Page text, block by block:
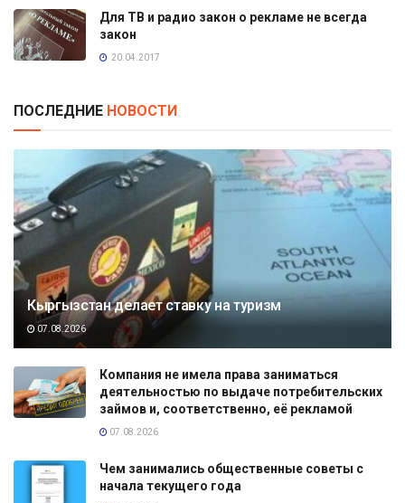
Для ТВ и радио закон о рекламе не всегда
закон
20.04.2017
ПОСЛЕДНИЕ НОВОСТИ
Кыргызстан делает ставку на туризм
07.08.2026
Компания не имела права заниматься
деятельностью по выдаче потребительских
займов и, соответственно, её рекламой
07.08.2026
Чем занимались общественные советы с
начала текущего года